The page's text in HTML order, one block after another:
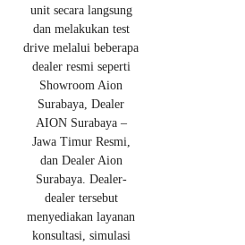
unit secara langsung
dan melakukan test
drive melalui beberapa
dealer resmi seperti
Showroom Aion
Surabaya, Dealer
AION Surabaya –
Jawa Timur Resmi,
dan Dealer Aion
Surabaya. Dealer-
dealer tersebut
menyediakan layanan
konsultasi, simulasi